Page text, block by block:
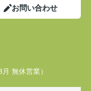
お問い合わせ
無休営業）